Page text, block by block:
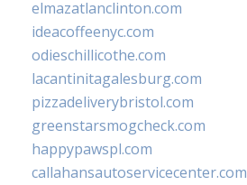
elmazatlanclinton.com
ideacoffeenyc.com
odieschillicothe.com
lacantinitagalesburg.com
pizzadeliverybristol.com
greenstarsmogcheck.com
happypawspl.com
callahansautoservicecenter.com